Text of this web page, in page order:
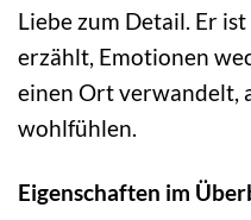
Liebe zum Detail. Er
erzählt, Emotionen
einen Ort verwandelt,
wohlfühlen.
Eigenschaften im